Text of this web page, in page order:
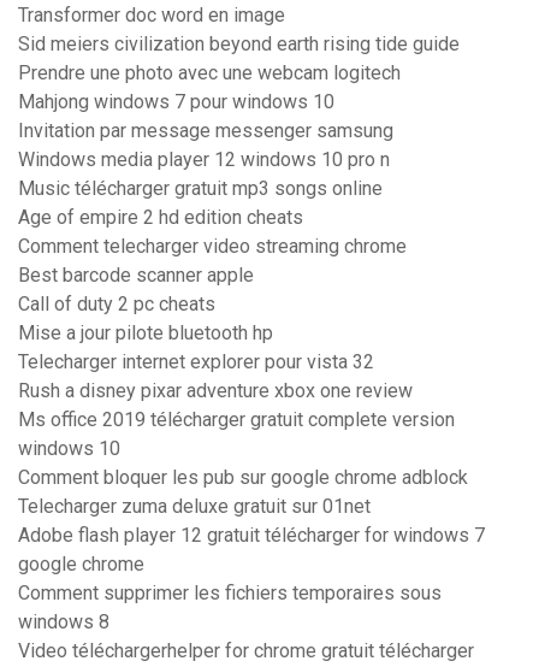
Transformer doc word en image
Sid meiers civilization beyond earth rising tide guide
Prendre une photo avec une webcam logitech
Mahjong windows 7 pour windows 10
Invitation par message messenger samsung
Windows media player 12 windows 10 pro n
Music télécharger gratuit mp3 songs online
Age of empire 2 hd edition cheats
Comment telecharger video streaming chrome
Best barcode scanner apple
Call of duty 2 pc cheats
Mise a jour pilote bluetooth hp
Telecharger internet explorer pour vista 32
Rush a disney pixar adventure xbox one review
Ms office 2019 télécharger gratuit complete version
windows 10
Comment bloquer les pub sur google chrome adblock
Telecharger zuma deluxe gratuit sur 01net
Adobe flash player 12 gratuit télécharger for windows 7
google chrome
Comment supprimer les fichiers temporaires sous
windows 8
Video téléchargerhelper for chrome gratuit télécharger